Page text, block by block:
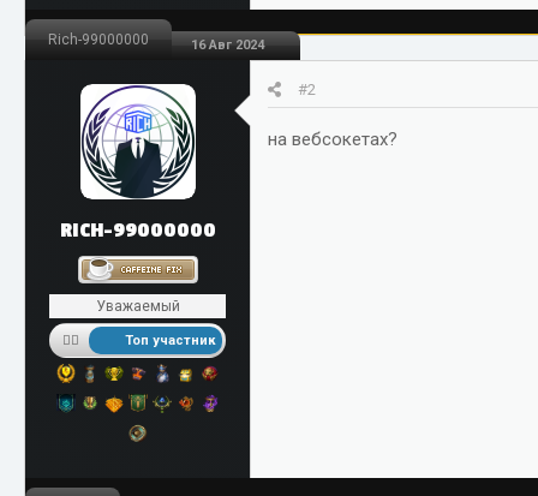
Rich-99000000 16 Авг 2024
RICH-99000000
Уважаемый
Топ участник
#2
на вебсокетах?